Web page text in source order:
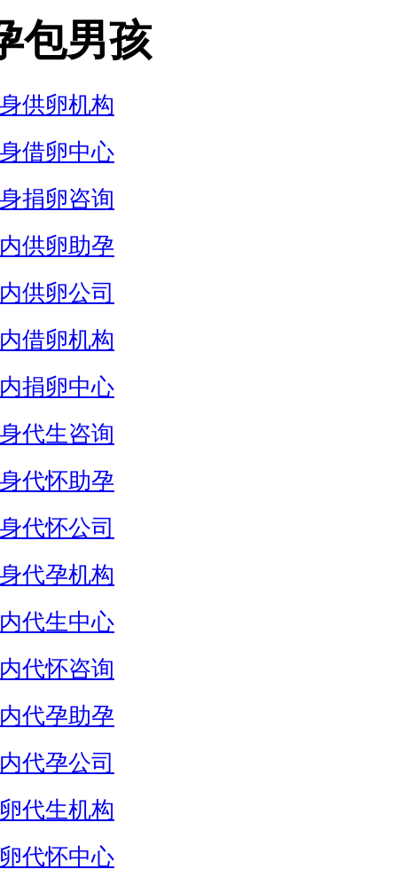
包男孩
供卵机构
借卵中心
捐卵咨询
供卵助孕
供卵公司
借卵机构
捐卵中心
代生咨询
代怀助孕
代怀公司
代孕机构
代生中心
代怀咨询
代孕助孕
代孕公司
代生机构
代怀中心